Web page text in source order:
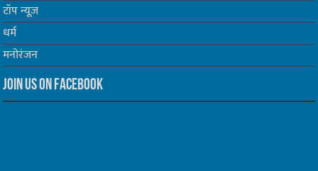
टॉप न्यूज़
धर्म
मनोरंजन
Join us on Facebook